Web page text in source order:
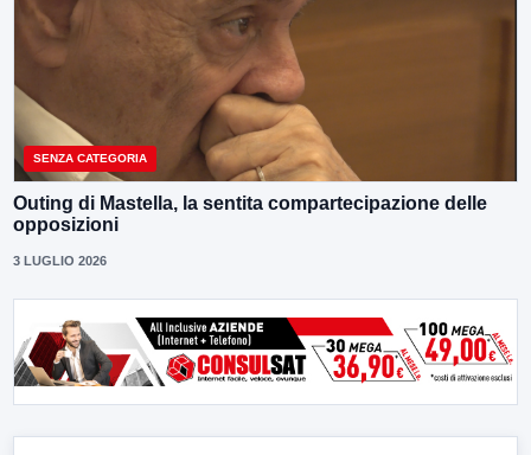
SENZA CATEGORIA
Outing di Mastella, la sentita compartecipazione delle
opposizioni
3 LUGLIO 2026